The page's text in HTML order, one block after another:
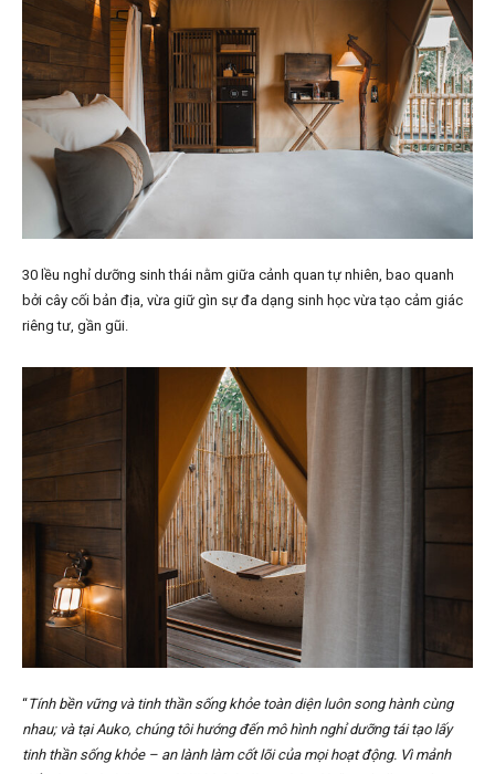
30 lều nghỉ dưỡng sinh thái nằm giữa cảnh quan tự nhiên, bao quanh
bởi cây cối bản địa, vừa giữ gìn sự đa dạng sinh học vừa tạo cảm giác
riêng tư, gần gũi.
“Tính bền vững và tinh thần sống khỏe toàn diện luôn song hành cùng
nhau; và tại Auko, chúng tôi hướng đến mô hình nghỉ dưỡng tái tạo lấy
tinh thần sống khỏe – an lành làm cốt lõi của mọi hoạt động. Vì mảnh